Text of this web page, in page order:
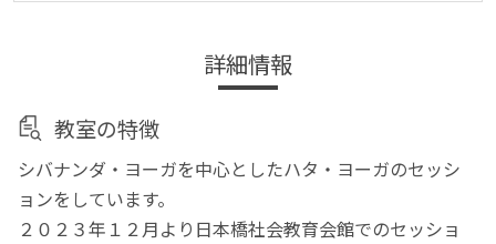
詳細情報
教室の特徴
シバナンダ・ヨーガを中心としたハタ・ヨーガのセッシ
ョンをしています。
２０２３年１２月より日本橋社会教育会館でのセッショ